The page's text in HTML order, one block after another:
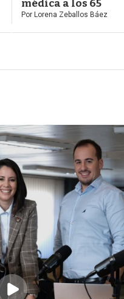
médica a los 65
Por Lorena Zeballos Báez